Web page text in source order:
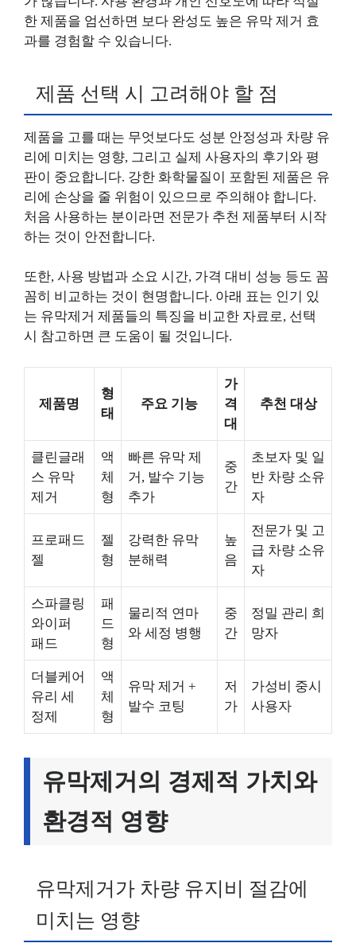
한 제품을 엄선하면 보다 완성도 높은 유막 제거 효
과를 경험할 수 있습니다.
제품 선택 시 고려해야 할 점
제품을 고를 때는 무엇보다도 성분 안정성과 차량 유
리에 미치는 영향, 그리고 실제 사용자의 후기와 평
판이 중요합니다. 강한 화학물질이 포함된 제품은 유
리에 손상을 줄 위험이 있으므로 주의해야 합니다.
처음 사용하는 분이라면 전문가 추천 제품부터 시작
하는 것이 안전합니다.
또한, 사용 방법과 소요 시간, 가격 대비 성능 등도 꼼
꼼히 비교하는 것이 현명합니다. 아래 표는 인기 있
는 유막제거 제품들의 특징을 비교한 자료로, 선택
시 참고하면 큰 도움이 될 것입니다.
제품명
형
태
주요 기능
가
격
대
추천 대상
클린글래
스 유막
제거
액
체
형
빠른 유막 제
거, 발수 기능
추가
중
간
초보자 및 일
반 차량 소유
자
프로패드
젤
젤
형
강력한 유막
분해력
높
음
전문가 및 고
급 차량 소유
자
스파클링
와이퍼
패드
패
드
형
물리적 연마
와 세정 병행
중
간
정밀 관리 희
망자
더블케어
유리 세
정제
액
체
형
유막 제거 +
발수 코팅
저
가
가성비 중시
사용자
유막제거의 경제적 가치와
환경적 영향
유막제거가 차량 유지비 절감에
미치는 영향